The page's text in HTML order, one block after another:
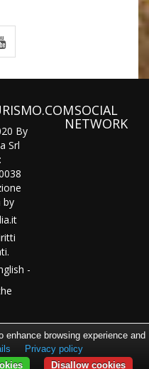
By
Srl
by
.it
-
SOCIAL
NETWORK
browsing experience and
Privacy policy
Disallow cookies